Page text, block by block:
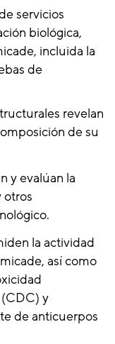
servicios
biológica,
incluida la
de
revelan
de su
y evalúan la
otros
la actividad
así como
y
de anticuerpos